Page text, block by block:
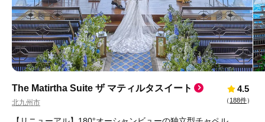
The Matirtha Suite ザ マティルタスイート
北九州市
4.5
（ 188件）